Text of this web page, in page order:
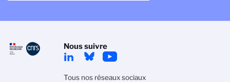
Nous suivre
Tous nos réseaux sociaux